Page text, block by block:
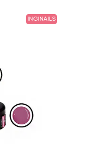
INGINAILS